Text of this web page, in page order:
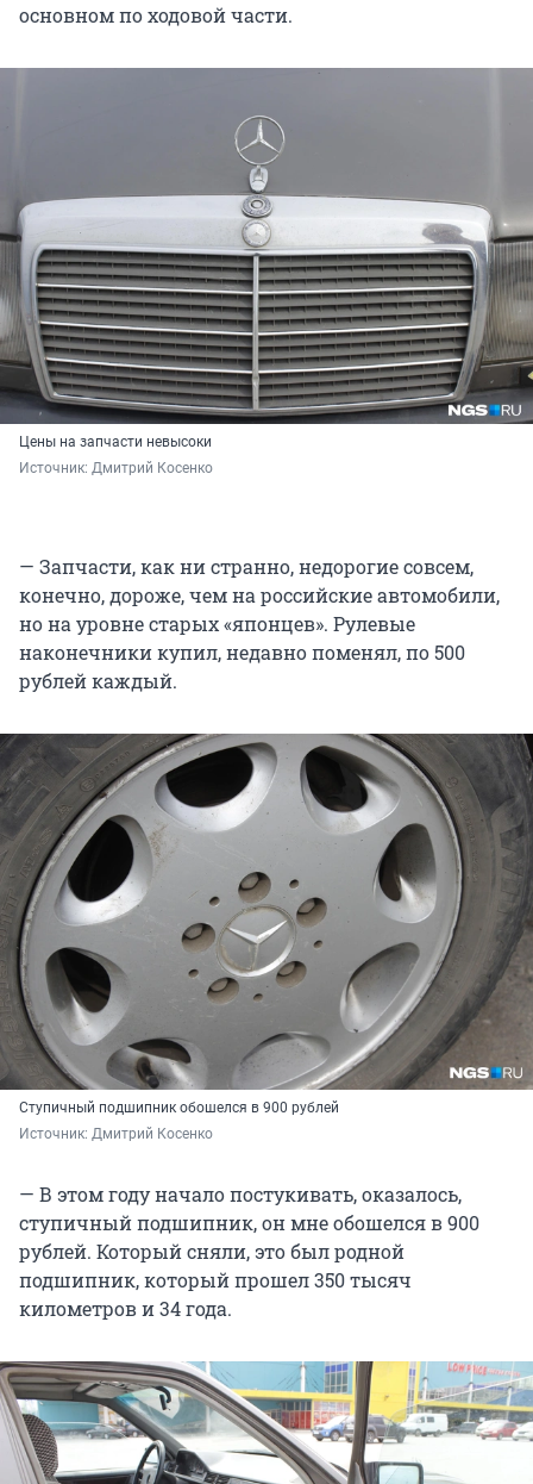
основном по ходовой части.
Цены на запчасти невысоки
Источник: Дмитрий Косенко
— Запчасти, как ни странно, недорогие совсем,
конечно, дороже, чем на российские автомобили,
но на уровне старых «японцев». Рулевые
наконечники купил, недавно поменял, по 500
рублей каждый.
Ступичный подшипник обошелся в 900 рублей
Источник: Дмитрий Косенко
— В этом году начало постукивать, оказалось,
ступичный подшипник, он мне обошелся в 900
рублей. Который сняли, это был родной
подшипник, который прошел 350 тысяч
километров и 34 года.